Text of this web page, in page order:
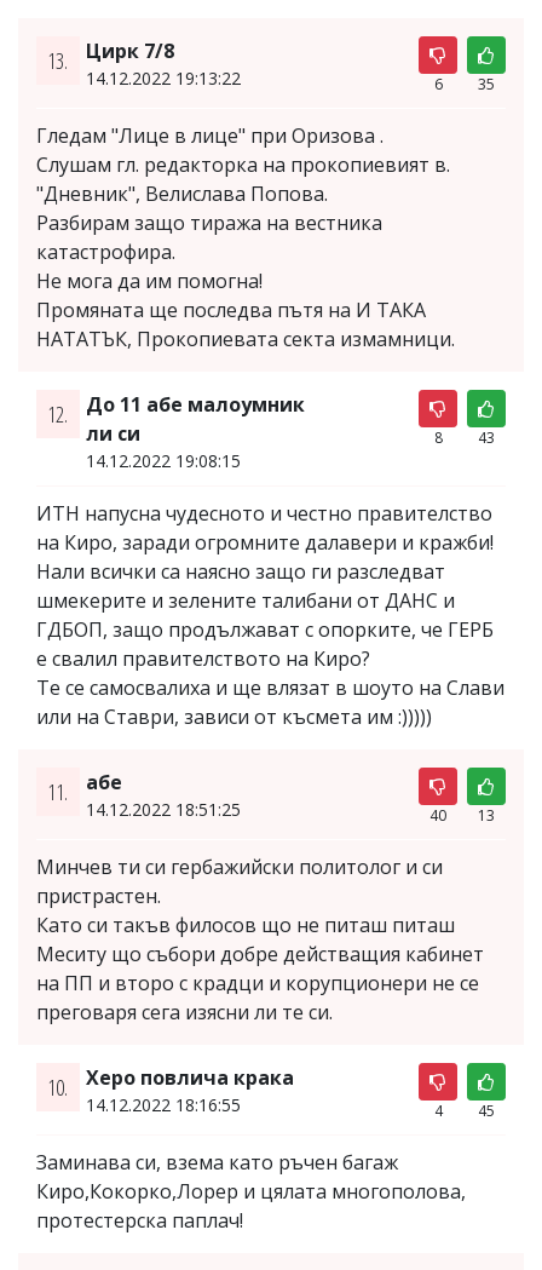
13. Цирк 7/8
14.12.2022 19:13:22 6 35
Гледам "Лице в лице" при Оризова .
Слушам гл. редакторка на прокопиевият в.
"Дневник", Велислава Попова.
Разбирам защо тиража на вестника
катастрофира.
Не мога да им помогна!
Промяната ще последва пътя на И ТАКА
НАТАТЪК, Прокопиевата секта измамници.
12.
До 11 абе малоумник
ли си
14.12.2022 19:08:15
8 43
ИТН напусна чудесното и честно правителство
на Киро, заради огромните далавери и кражби!
Нали всички са наясно защо ги разследват
шмекерите и зелените талибани от ДАНС и
ГДБОП, защо продължават с опорките, че ГЕРБ
е свалил правителството на Киро?
Те се самосвалиха и ще влязат в шоуто на Слави
или на Ставри, зависи от късмета им :)))))
11. абе
14.12.2022 18:51:25 40 13
Минчев ти си гербажийски политолог и си
пристрастен.
Като си такъв филосов що не питаш питаш
Меситу що събори добре действащия кабинет
на ПП и второ с крадци и корупционери не се
преговаря сега изясни ли те си.
10. Херо повлича крака
14.12.2022 18:16:55 4 45
Заминава си, взема като ръчен багаж
Киро,Кокорко,Лорер и цялата многополова,
протестерска паплач!